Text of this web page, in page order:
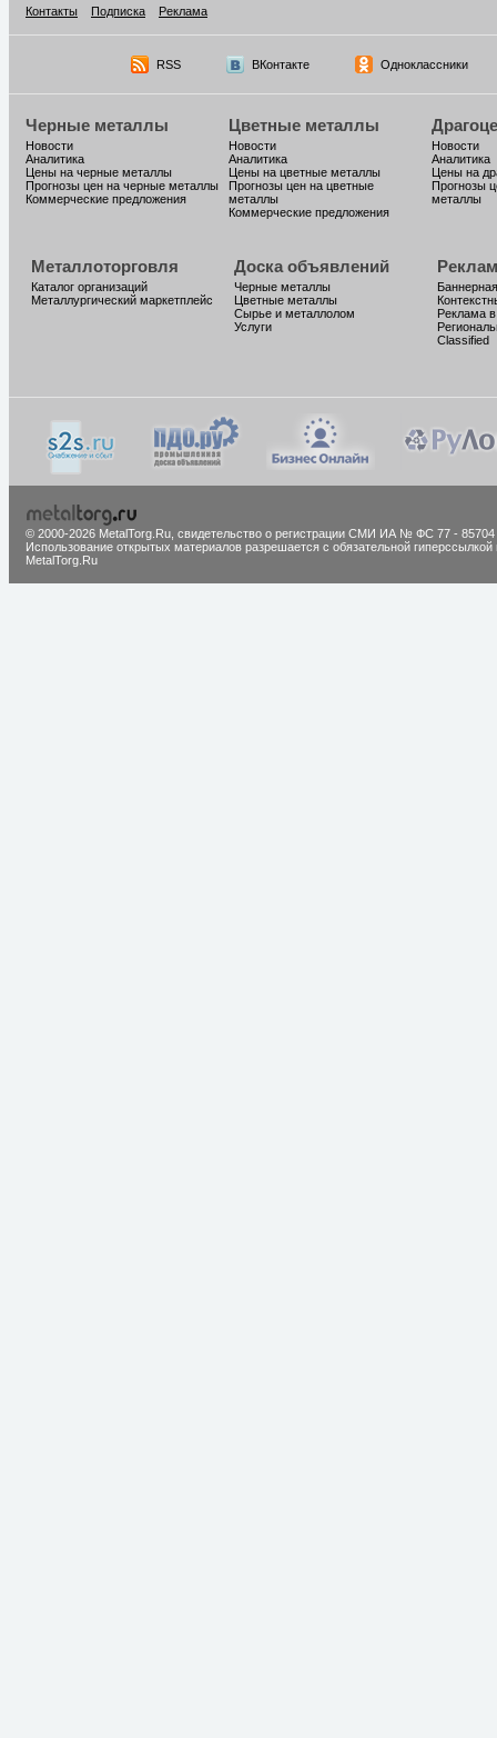
Контакты
Подписка Реклама
RSS ВКонтакте Одноклассники
Черные металлы
Новости
Аналитика
Цены на черные металлы
Прогнозы цен на черные металлы
Коммерческие предложения
Цветные металлы
Новости
Аналитика
Цены на цветные металлы
Прогнозы цен на цветные
металлы
Коммерческие предложения
Новости
Аналитика
Цены на
Прогнозы
металлы
Металлоторговля
Каталог организаций
Металлургический маркетплейс
Доска объявлений
Черные металлы
Цветные металлы
Сырье и металлолом
Услуги
Реклама
Classified
© 2000-2026 MetalTorg.Ru, cвидетельство о регистрации СМИ ИА № ФС 77 - 85704
Использование открытых материалов разрешается с обязательной гиперссылкой
MetalTorg.Ru